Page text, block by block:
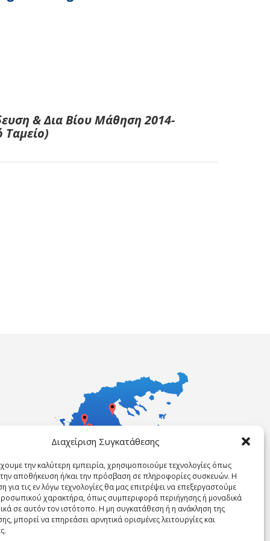
Διαχείριση Συγκατάθεσης
την καλύτερη εμπειρία, χρησιμοποιούμε τεχνολογίες όπως
την αποθήκευση ή/και την πρόσβαση σε πληροφορίες συσκευών. Η
για τις εν λόγω τεχνολογίες θα μας επιτρέψει να επεξεργαστούμε
χαρακτήρα, όπως συμπεριφορά περιήγησης ή μοναδικά
σε αυτόν τον ιστότοπο. Η μη συγκατάθεση ή η ανάκληση της
μπορεί να επηρεάσει αρνητικά ορισμένες λειτουργίες και
& Δια Βίου Μάθηση 2014-
Ταμείο)